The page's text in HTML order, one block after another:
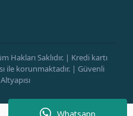
Whatsapp
Hakları Saklıdır. | Kredi kartı
ile korunmaktadır. | Güvenli